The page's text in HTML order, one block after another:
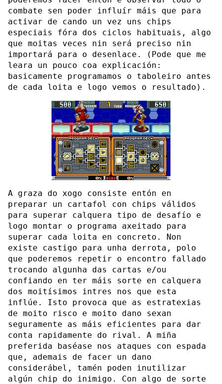
combate sen poder influír máis que para
activar de cando un vez uns chips
especiais fóra dos ciclos habituais, algo
que moitas veces nin será preciso nin
importará para o desenlace. (Pode que me
leara un pouco coa explicación:
basicamente programamos o taboleiro antes
de cada loita e logo vemos o resultado).
A graza do xogo consiste entón en
preparar un cartafol con chips válidos
para superar calquera tipo de desafío e
logo montar o programa axeitado para
superar cada loita en concreto. Non
existe castigo para unha derrota, polo
que poderemos repetir o encontro fallado
trocando algunha das cartas e/ou
confiando en ter máis sorte en calquera
dos moitísimos intres nos que esta
inflúe. Isto provoca que as estratexias
de moito risco e moito dano sexan
seguramente as máis eficientes para dar
conta rapidamente do rival. A miña
preferida baséase nos ataques con espada
que, ademais de facer un dano
considerábel, tamén poden inutilizar
algún chip do inimigo. Con algo de sorte